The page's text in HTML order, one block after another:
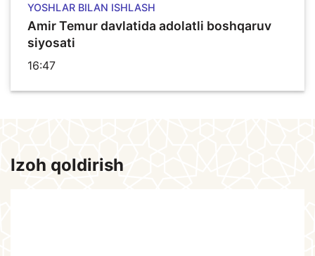
YOSHLAR BILAN ISHLASH
Amir Temur davlatida adolatli boshqaruv
siyosati
16:47
Izoh qoldirish